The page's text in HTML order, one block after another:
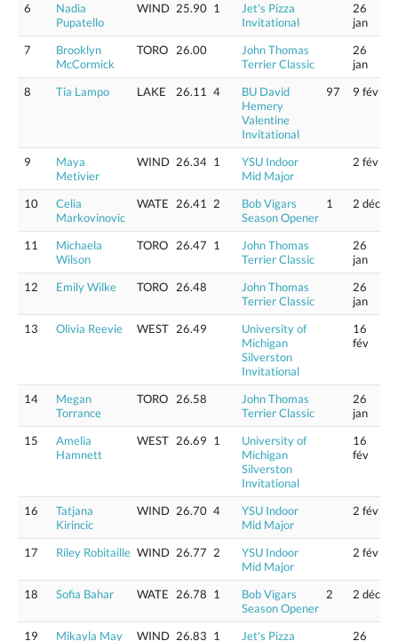
6
Nadia
Pupatello
WIND 25.90 1
Jet's Pizza
Invitational
26
jan
7
Brooklyn
McCormick
TORO 26.00
John Thomas
Terrier Classic
26
jan
8
Tia Lampo LAKE 26.11 4
BU David
Hemery
Valentine
Invitational
97 9 fév
9
Maya
Metivier
WIND 26.34 1
YSU Indoor
Mid Major
2 fév
10
Celia
Markovinovic
WATE 26.41 2
Bob Vigars
Season Opener
1 2 déc
11
Michaela
Wilson
TORO 26.47 1
John Thomas
Terrier Classic
26
jan
12
Emily Wilke TORO 26.48
John Thomas
Terrier Classic
26
jan
13
Olivia Reevie WEST 26.49
University of
Michigan
Silverston
Invitational
16
fév
14
Megan
Torrance
TORO 26.58
John Thomas
Terrier Classic
26
jan
15
Amelia
Hamnett
WEST 26.69 1
University of
Michigan
Silverston
Invitational
16
fév
16
Tatjana
Kirincic
WIND 26.70 4
YSU Indoor
Mid Major
2 fév
17 Riley Robitaille WIND 26.77 2
YSU Indoor
Mid Major
2 fév
18 Sofia Bahar WATE 26.78 1
Bob Vigars
Season Opener
2 2 déc
19 Mikayla May WIND 26.83 1 Jet's Pizza 26